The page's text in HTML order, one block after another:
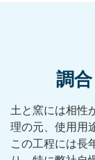
調
土と窯には相性
理の元、使用用
この工程には長